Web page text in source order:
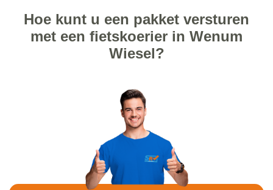
Hoe kunt u een pakket versturen
met een fietskoerier in Wenum
Wiesel?